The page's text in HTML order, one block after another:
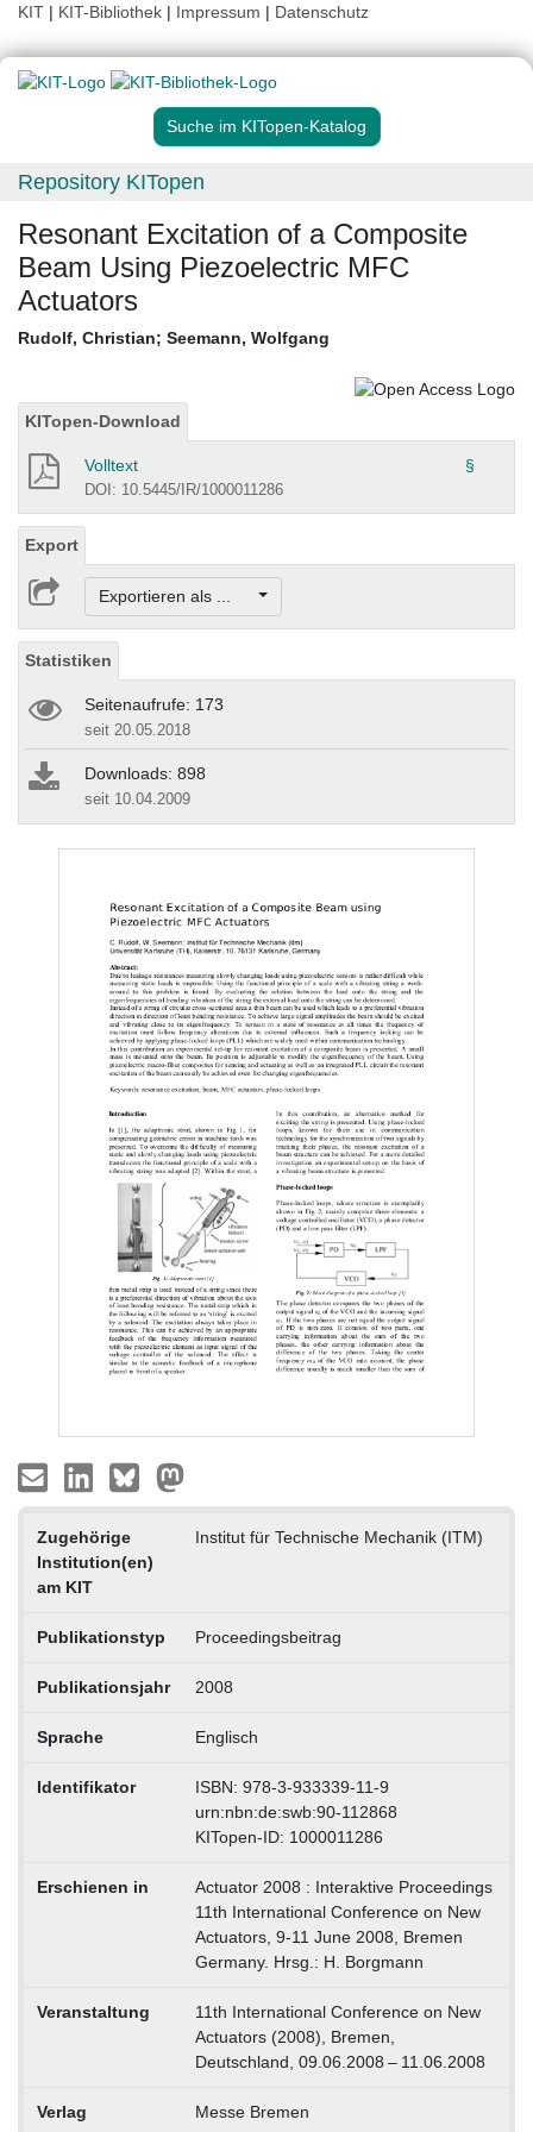
KIT | KIT-Bibliothek | Impressum | Datenschutz
Suche im KITopen-Katalog
Repository KITopen
Resonant Excitation of a Composite
Beam Using Piezoelectric MFC
Actuators
Rudolf, Christian; Seemann, Wolfgang
KITopen-Download
Volltext §
DOI: 10.5445/IR/1000011286
Export
Exportieren als ...
Statistiken
Seitenaufrufe: 173
seit 20.05.2018
Downloads: 898
seit 10.04.2009
Zugehörige
Institution(en)
am KIT
Institut für Technische Mechanik (ITM)
Publikationstyp Proceedingsbeitrag
Publikationsjahr 2008
Sprache Englisch
Identifikator
ISBN: 978-3-933339-11-9
urn:nbn:de:swb:90-112868
KITopen-ID: 1000011286
Erschienen in
Actuator 2008 : Interaktive Proceedings
11th International Conference on New
Actuators, 9-11 June 2008, Bremen
Germany. Hrsg.: H. Borgmann
Veranstaltung
11th International Conference on New
Actuators (2008), Bremen,
Deutschland, 09.06.2008 – 11.06.2008
Verlag Messe Bremen